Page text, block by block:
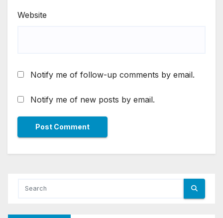
Website
Notify me of follow-up comments by email.
Notify me of new posts by email.